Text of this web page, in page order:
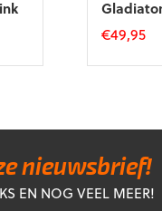
€49,95
Dit
Deze
optie
kan
nieuwsbrief!
EN NOG VEEL MEER!